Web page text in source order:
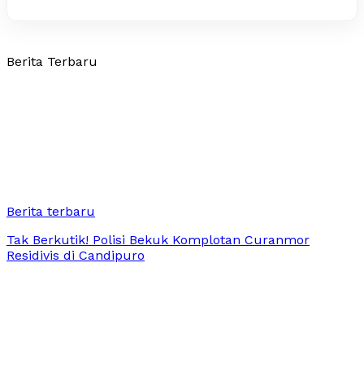
Berita Terbaru
Berita terbaru
Tak Berkutik! Polisi Bekuk Komplotan Curanmor
Residivis di Candipuro